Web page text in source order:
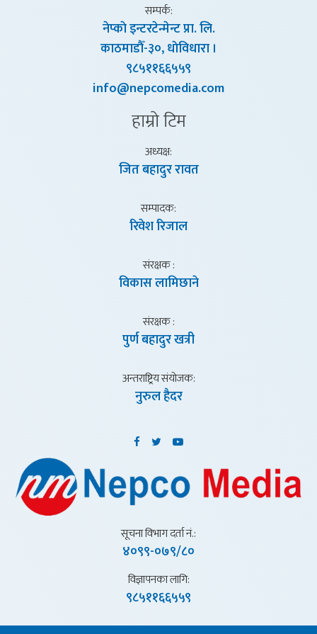
सम्पर्क:
नेप्काे इन्टरटेन्मेन्ट प्रा. लि.
काठमाडाैँ-३०, धाेविधारा ।
९८५११६६५५९
info@nepcomedia.com
हाम्राे टिम
अध्यक्ष:
जित बहादुर रावत
सम्पादक:
रिवेश रिजाल
संरक्षक :
विकास लामिछाने
संरक्षक :
पुर्ण बहादुर खत्री
अन्तराष्ट्रिय संयाेजक:
नुरुल हैदर
सूचना विभाग दर्ता नं.:
४०९९-०७९/८०
विज्ञापनका लागि:
९८५११६६५५९